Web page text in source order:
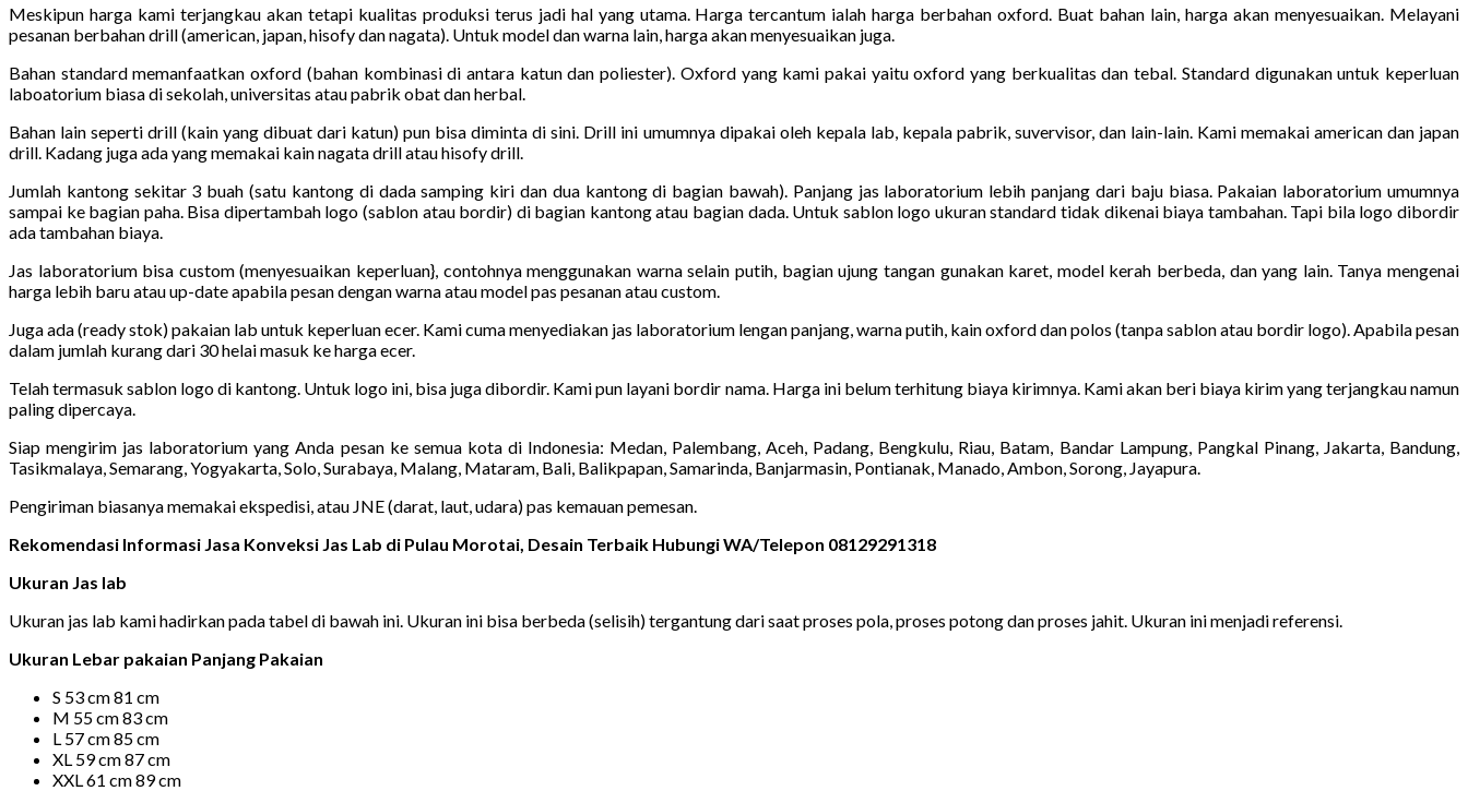
Meskipun harga kami terjangkau akan tetapi kualitas produksi terus jadi hal yang utama. Harga tercantum ialah harga berbahan oxford. Buat bahan lain, harga akan menyesuaikan. Melayani
pesanan berbahan drill (american, japan, hisofy dan nagata). Untuk model dan warna lain, harga akan menyesuaikan juga.
Bahan standard memanfaatkan oxford (bahan kombinasi di antara katun dan poliester). Oxford yang kami pakai yaitu oxford yang berkualitas dan tebal. Standard digunakan untuk keperluan
laboatorium biasa di sekolah, universitas atau pabrik obat dan herbal.
Bahan lain seperti drill (kain yang dibuat dari katun) pun bisa diminta di sini. Drill ini umumnya dipakai oleh kepala lab, kepala pabrik, suvervisor, dan lain-lain. Kami memakai american dan japan
drill. Kadang juga ada yang memakai kain nagata drill atau hisofy drill.
Jumlah kantong sekitar 3 buah (satu kantong di dada samping kiri dan dua kantong di bagian bawah). Panjang jas laboratorium lebih panjang dari baju biasa. Pakaian laboratorium umumnya
sampai ke bagian paha. Bisa dipertambah logo (sablon atau bordir) di bagian kantong atau bagian dada. Untuk sablon logo ukuran standard tidak dikenai biaya tambahan. Tapi bila logo dibordir
ada tambahan biaya.
Jas laboratorium bisa custom (menyesuaikan keperluan}, contohnya menggunakan warna selain putih, bagian ujung tangan gunakan karet, model kerah berbeda, dan yang lain. Tanya mengenai
harga lebih baru atau up-date apabila pesan dengan warna atau model pas pesanan atau custom.
Juga ada (ready stok) pakaian lab untuk keperluan ecer. Kami cuma menyediakan jas laboratorium lengan panjang, warna putih, kain oxford dan polos (tanpa sablon atau bordir logo). Apabila pesan
dalam jumlah kurang dari 30 helai masuk ke harga ecer.
Telah termasuk sablon logo di kantong. Untuk logo ini, bisa juga dibordir. Kami pun layani bordir nama. Harga ini belum terhitung biaya kirimnya. Kami akan beri biaya kirim yang terjangkau namun
paling dipercaya.
Siap mengirim jas laboratorium yang Anda pesan ke semua kota di Indonesia: Medan, Palembang, Aceh, Padang, Bengkulu, Riau, Batam, Bandar Lampung, Pangkal Pinang, Jakarta, Bandung,
Tasikmalaya, Semarang, Yogyakarta, Solo, Surabaya, Malang, Mataram, Bali, Balikpapan, Samarinda, Banjarmasin, Pontianak, Manado, Ambon, Sorong, Jayapura.
Pengiriman biasanya memakai ekspedisi, atau JNE (darat, laut, udara) pas kemauan pemesan.
Rekomendasi Informasi Jasa Konveksi Jas Lab di Pulau Morotai, Desain Terbaik Hubungi WA/Telepon 08129291318
Ukuran Jas lab
Ukuran jas lab kami hadirkan pada tabel di bawah ini. Ukuran ini bisa berbeda (selisih) tergantung dari saat proses pola, proses potong dan proses jahit. Ukuran ini menjadi referensi.
Ukuran Lebar pakaian Panjang Pakaian
S 53 cm 81 cm
M 55 cm 83 cm
L 57 cm 85 cm
XL 59 cm 87 cm
XXL 61 cm 89 cm